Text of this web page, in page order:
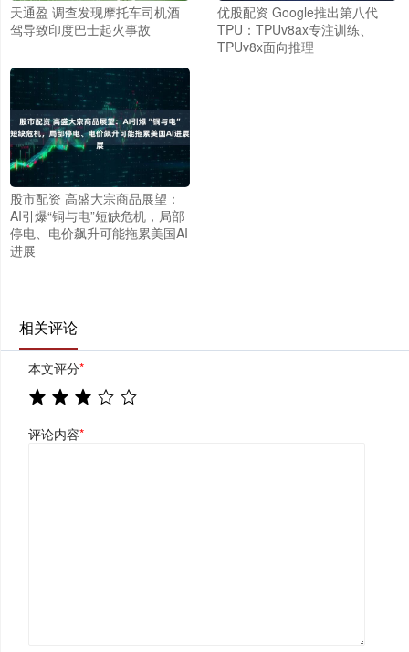
天通盈 调查发现摩托车司机酒
驾导致印度巴士起火事故
优股配资 Google推出第八代
TPU：TPUv8ax专注训练、
TPUv8x面向推理
股市配资 高盛大宗商品展望：
AI引爆“铜与电”短缺危机，局部
停电、电价飙升可能拖累美国AI
进展
相关评论
本文评分*
评论内容*